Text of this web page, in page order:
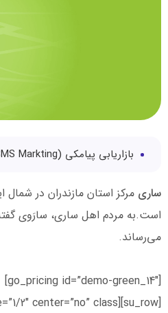
بازاریابی پیامکی (SMS Markting)
ساری مرکز استان مازندران در
است.به مردم اهل ساری، سارَوی
می‌رساند.
[go_pricing id=”demo-green_14″]
[su_row][su_column size=”1/2″ center=”no” class=””]